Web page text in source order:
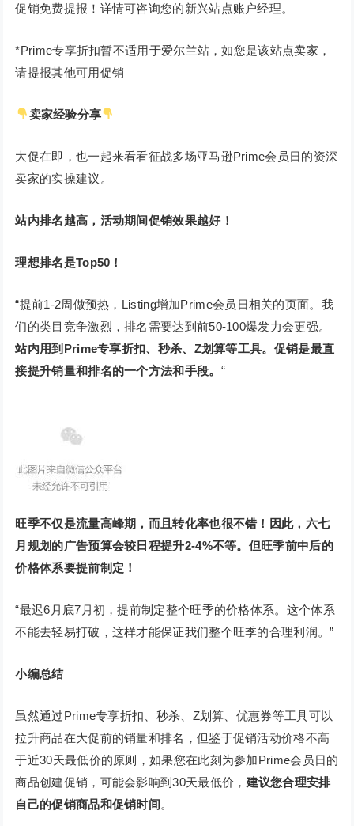
促销免费提报！详情可咨询您的新兴站点账户经理。
*Prime专享折扣暂不适用于爱尔兰站，如您是该站点卖家，
请提报其他可用促销
卖家经验分享
大促在即，也一起来看看征战多场亚马逊Prime会员日的资深
卖家的实操建议。
站内排名越高， 活动期间促销效果越好！
理想排名是Top50！
“提前1-2周做预热，Listing增加Prime会员日相关的页面。我
们的类目竞争激烈，排名需要达到前50-100爆发力会更强。
站内用到Prime专享折扣、秒杀、Z划算等工具。促销是最直
接提升销量和排名的一个方法和手段。 “
旺季不仅是流量高峰期，而且转化率也很不错！因此，六七
月规划的广告预算会较日程提升2-4%不等。但旺季前中后的
价格体系要提前制定！
“最迟6月底7月初，提前制定整个旺季的价格体系。这个体系
不能去轻易打破，这样才能保证我们整个旺季的合理利润。”
小编总结
虽然通过Prime专享折扣、秒杀、Z划算、优惠券等工具可以
拉升商品在大促前的销量和排名，但鉴于促销活动价格不高
于近30天最低价的原则，如果您在此刻为参加Prime会员日的
商品创建促销，可能会影响到30天最低价， 建议您合理安排
自己的促销商品和促销时间。